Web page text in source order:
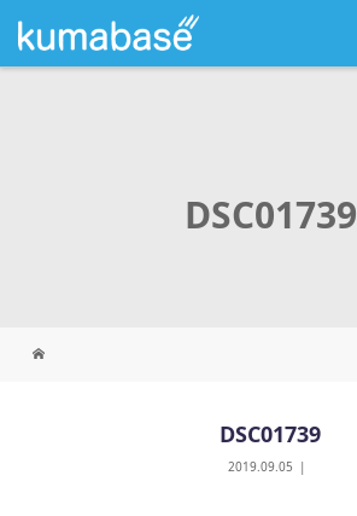
DSC01739
DSC01739
2019.09.05